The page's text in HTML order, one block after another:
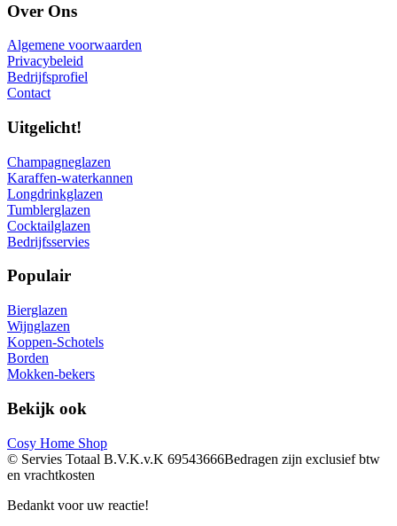
Over Ons
Algemene voorwaarden
Privacybeleid
Bedrijfsprofiel
Contact
Uitgelicht!
Champagneglazen
Karaffen-waterkannen
Longdrinkglazen
Tumblerglazen
Cocktailglazen
Bedrijfsservies
Populair
Bierglazen
Wijnglazen
Koppen-Schotels
Borden
Mokken-bekers
Bekijk ook
Cosy Home Shop
© Servies Totaal B.V.K.v.K 69543666Bedragen zijn exclusief btw
en vrachtkosten
Bedankt voor uw reactie!